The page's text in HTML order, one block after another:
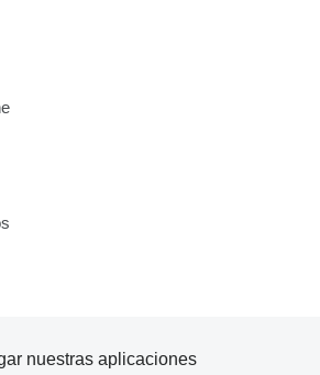
nuestras aplicaciones